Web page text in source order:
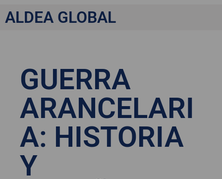
ALDEA GLOBAL
GUERRA
ARANCELARI
A: HISTORIA
Y